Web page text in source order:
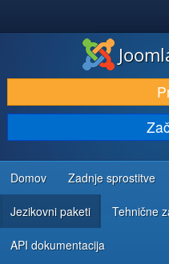
PRENESI IN RAZŠIRI
ODKRIJTE & IZVEJTE
SKUPNOST IN PODPORA
VIRI ZA RAZVIJALCE
Domov Zadnje sprostitve
Jezikovni paketi Tehnične
API dokumentacija